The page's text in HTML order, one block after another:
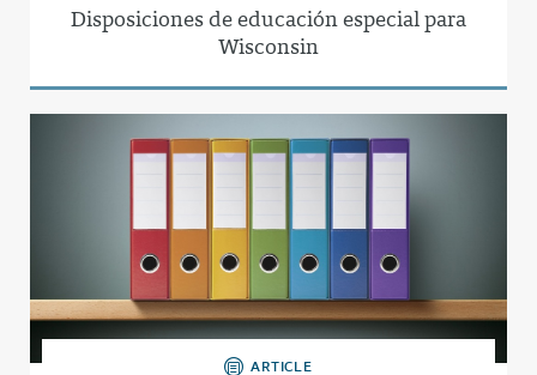
Disposiciones de educación especial para
Wisconsin
ARTICLE